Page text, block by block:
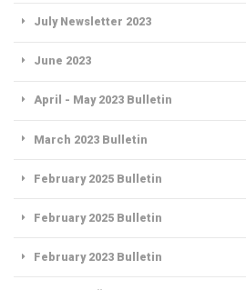
July Newsletter 2023
June 2023
April - May 2023 Bulletin
March 2023 Bulletin
February 2025 Bulletin
February 2025 Bulletin
February 2023 Bulletin